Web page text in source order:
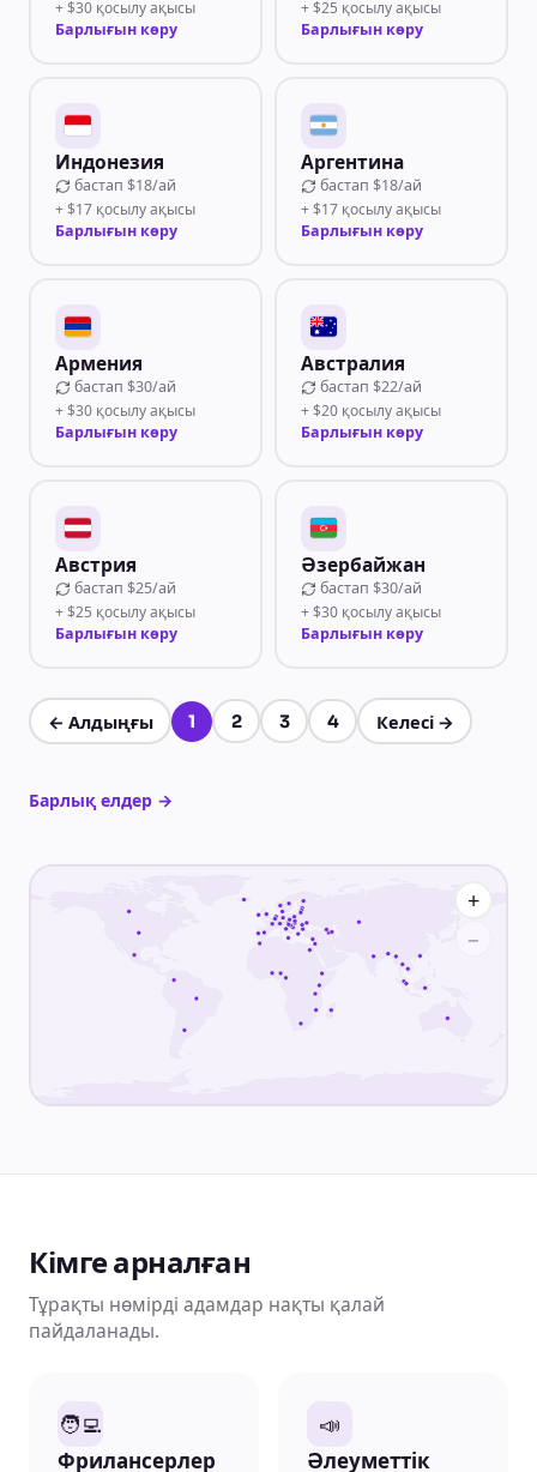
+ $30 қосылу ақысы
Барлығын көру
+ $25 қосылу ақысы
Барлығын көру
Индонезия
бастап $18/ай
+ $17 қосылу ақысы
Барлығын көру
Аргентина
бастап $18/ай
+ $17 қосылу ақысы
Барлығын көру
Армения
бастап $30/ай
+ $30 қосылу ақысы
Барлығын көру
Австралия
бастап $22/ай
+ $20 қосылу ақысы
Барлығын көру
Австрия
бастап $25/ай
+ $25 қосылу ақысы
Барлығын көру
Әзербайжан
бастап $30/ай
+ $30 қосылу ақысы
Барлығын көру
← Алдыңғы 1 2 3 4 Келесі→
1-бет, барлығы 4
Барлық елдер →
+
−
Кімге арналған
Тұрақты нөмірді адамдар нақты қалай
пайдаланады.
🧑‍💻
Фрилансерлер
📣
Әлеуметтік